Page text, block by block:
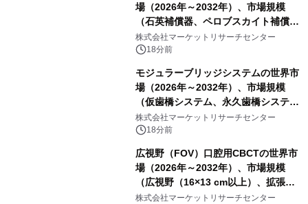
場（2026年～2032年）、市場規模
（石英補償器、ペロブスカイト補償
器、その他）・分析レポートを発表
株式会社マーケットリサーチセンター
18分前
モジュラーブリッジシステムの世界市
場（2026年～2032年）、市場規模
（仮歯橋システム、永久歯橋システ
ム）・分析レポートを発表
株式会社マーケットリサーチセンター
18分前
広視野（FOV）口腔用CBCTの世界市
場（2026年～2032年）、市場規模
（広視野（16×13 cm以上）、拡張広
視野（18×16 cm以上）、超広視野
株式会社マーケットリサーチセンター